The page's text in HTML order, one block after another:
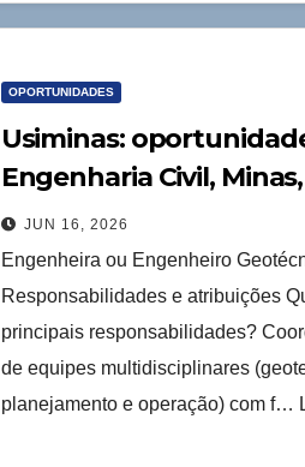
OPORTUNIDADES
Usiminas:
Engenharia Civil,
Engenharia Ambiental
JUN 16, 2026
Engenheira ou Engenheiro
Responsabilidades e atribuições
principais responsabilidades?
de equipes multidisciplinares
planejamento e operação) com f…